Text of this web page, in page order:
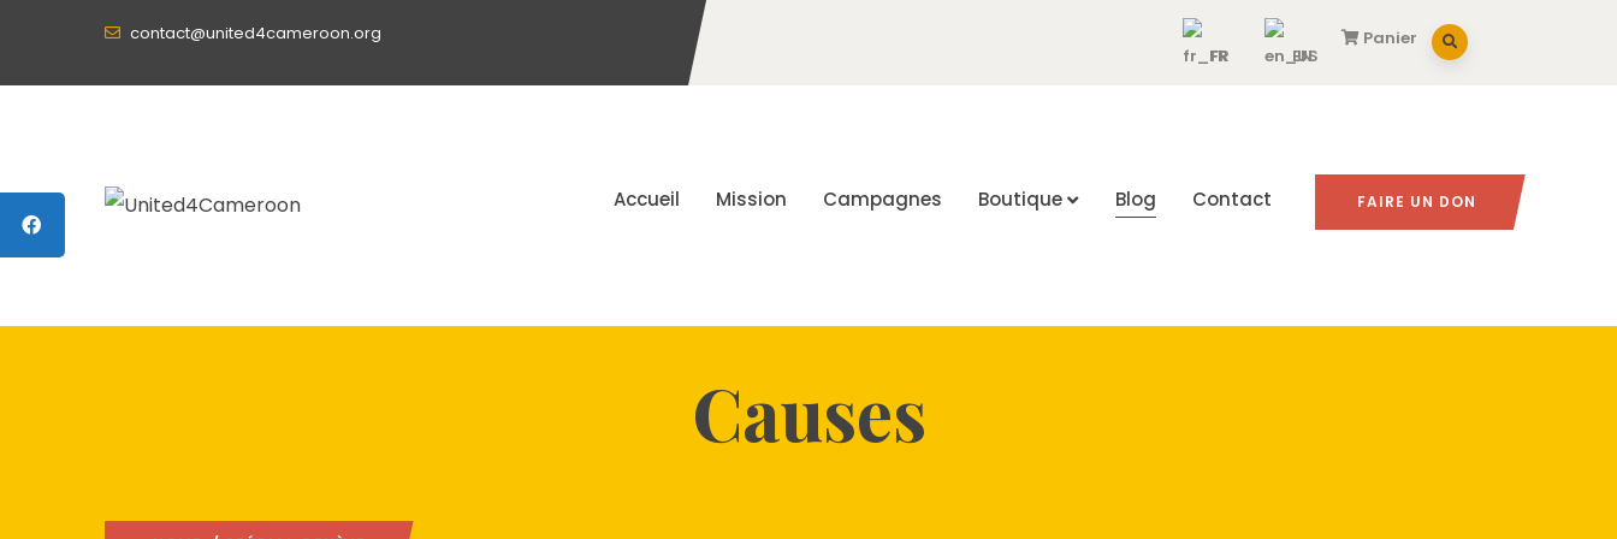
contact@united4cameroon.org
FR
EN
Panier
Accueil Mission Campagnes Boutique Blog Contact FAIRE UN DON
Causes